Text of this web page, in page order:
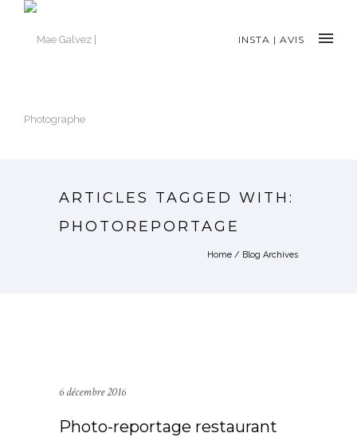
INSTA | AVIS
ARTICLES TAGGED WITH:
PHOTOREPORTAGE
Home / Blog Archives
6 décembre 2016
Photo-reportage restaurant